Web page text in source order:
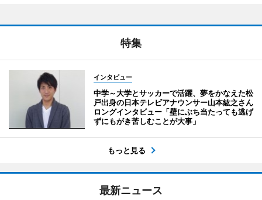
特集
インタビュー
中学～大学とサッカーで活躍、夢をかなえた松
戸出身の日本テレビアナウンサー山本紘之さん
ロングインタビュー「壁にぶち当たっても逃げ
ずにもがき苦しむことが大事」
もっと見る
最新ニュース